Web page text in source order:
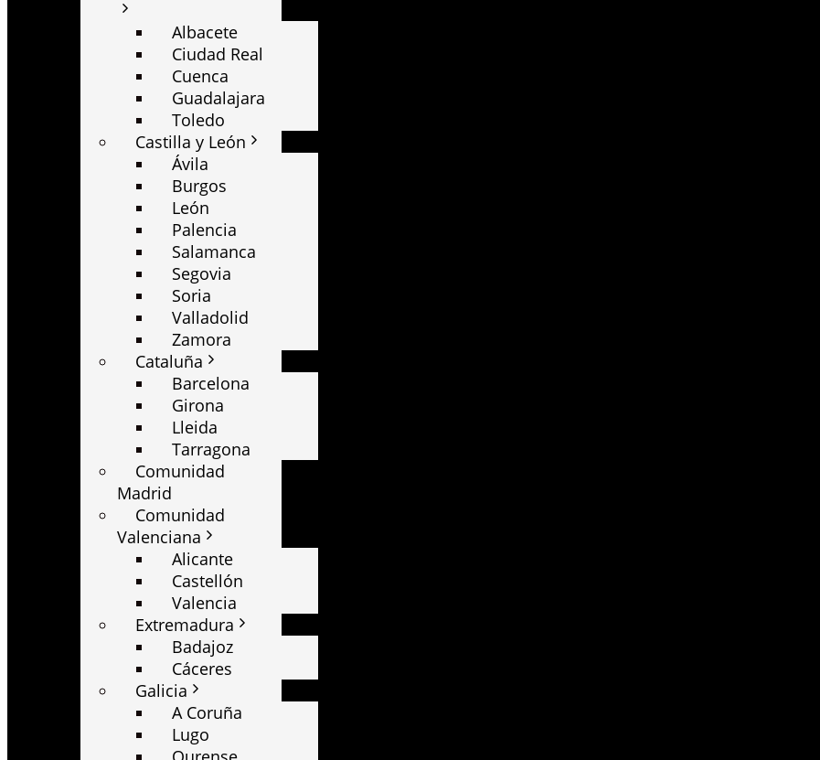
Albacete
Ciudad Real
Cuenca
Guadalajara
Toledo
Castilla y León
Ávila
Burgos
León
Palencia
Salamanca
Segovia
Soria
Valladolid
Zamora
Cataluña
Barcelona
Girona
Lleida
Tarragona
Comunidad
Madrid
Comunidad
Valenciana
Alicante
Castellón
Valencia
Extremadura
Badajoz
Cáceres
Galicia
A Coruña
Lugo